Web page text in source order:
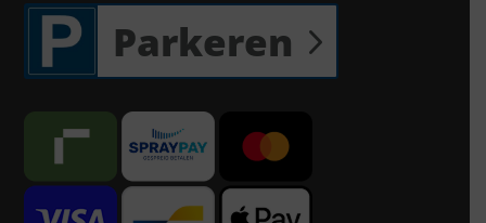
Parkeren